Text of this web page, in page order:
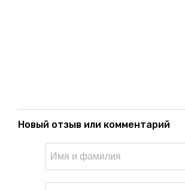
Новый отзыв или комментарий